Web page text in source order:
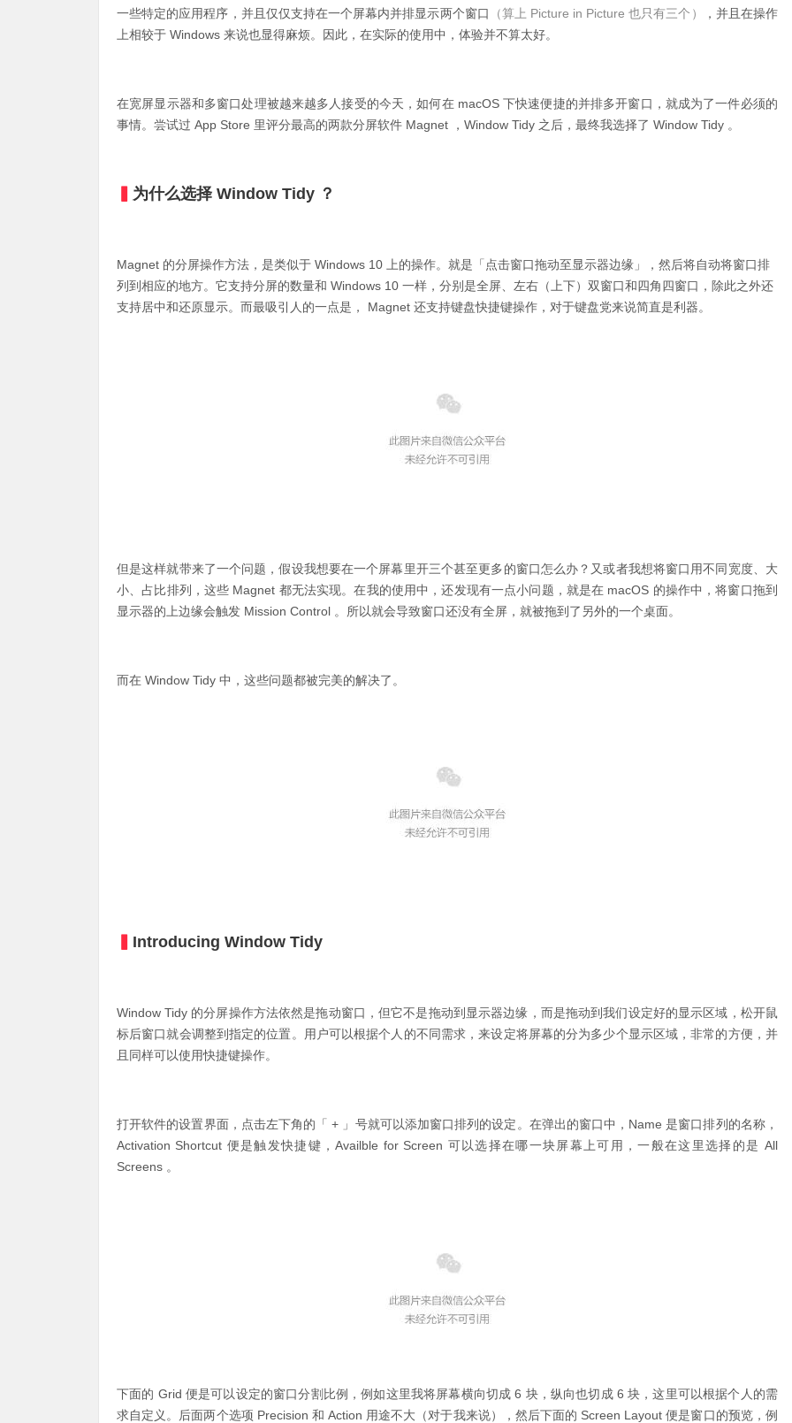
一些特定的应用程序，并且仅仅支持在一个屏幕内并排显示两个窗口
（算上 Picture in Picture 也只有三个）
，并且在操作
上相较于 Windows 来说也显得麻烦。因此，在实际的使用中，体验并不算太好。
在宽屏显示器和多窗口处理被越来越多人接受的今天，如何在 macOS 下快速便捷的并排多开窗口，就成为了一件必须的
事情。尝试过 App Store 里评分最高的两款分屏软件 Magnet ，Window Tidy 之后，最终我选择了 Window Tidy 。
为什么选择 Window Tidy ？
Magnet 的分屏操作方法，是类似于 Windows 10 上的操作。就是「点击窗口拖动至显示器边缘」，然后将自动将窗口排
列到相应的地方。它支持分屏的数量和 Windows 10 一样，分别是全屏、左右（上下）双窗口和四角四窗口，除此之外还
支持居中和还原显示。而最吸引人的一点是， Magnet 还支持键盘快捷键操作，对于键盘党来说简直是利器。
但是这样就带来了一个问题，假设我想要在一个屏幕里开三个甚至更多的窗口怎么办？又或者我想将窗口用不同宽度、大
小、占比排列，这些 Magnet 都无法实现。在我的使用中，还发现有一点小问题，就是在 macOS 的操作中，将窗口拖到
显示器的上边缘会触发 Mission Control 。所以就会导致窗口还没有全屏，就被拖到了另外的一个桌面。
而在 Window Tidy 中，这些问题都被完美的解决了。
Introducing Window Tidy
Window Tidy 的分屏操作方法依然是拖动窗口，但它不是拖动到显示器边缘，而是拖动到我们设定好的显示区域，松开鼠
标后窗口就会调整到指定的位置。用户可以根据个人的不同需求，来设定将屏幕的分为多少个显示区域，非常的方便，并
且同样可以使用快捷键操作。
打开软件的设置界面，点击左下角的「 + 」号就可以添加窗口排列的设定。在弹出的窗口中，Name 是窗口排列的名称，
Activation Shortcut 便是触发快捷键，Availble for Screen 可以选择在哪一块屏幕上可用，一般在这里选择的是 All
Screens 。
下面的 Grid 便是可以设定的窗口分割比例，例如这里我将屏幕横向切成 6 块，纵向也切成 6 块，这里可以根据个人的需
求自定义。后面两个选项 Precision 和 Action 用途不大（对于我来说），然后下面的 Screen Layout 便是窗口的预览，例